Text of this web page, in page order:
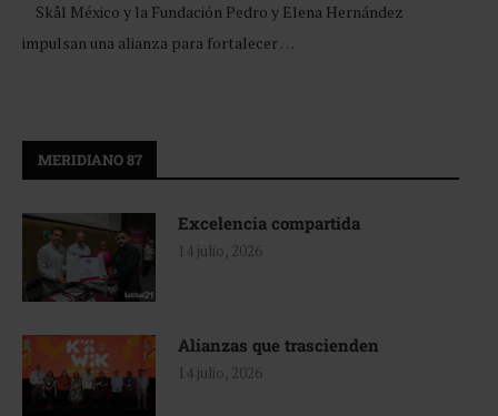
Skål México y la Fundación Pedro y Elena Hernández
impulsan una alianza para fortalecer …
MERIDIANO 87
Excelencia compartida
14 julio, 2026
Alianzas que trascienden
14 julio, 2026